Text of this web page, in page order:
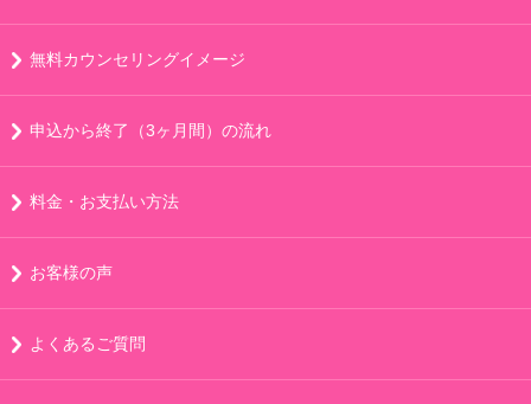
無料カウンセリングイメージ
申込から終了（3ヶ月間）の流れ
料金・お支払い方法
お客様の声
よくあるご質問